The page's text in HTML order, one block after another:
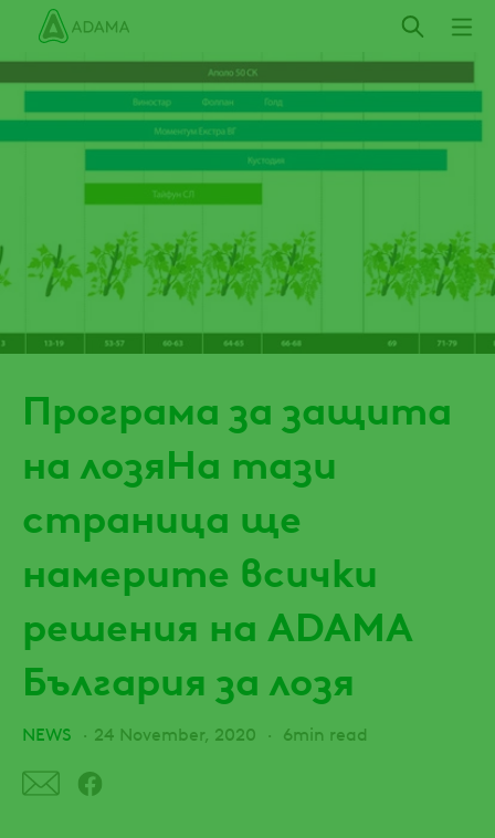
Премини
основното
съдържание
Програма за защита
на лозяНа тази
страница ще
намерите всички
решения на ADAMA
България за лозя
NEWS 24 November, 2020 6min read